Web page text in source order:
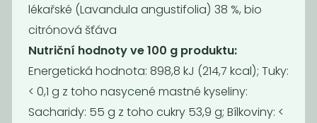
lékařské (Lavandula angustifolia) 38 %, bio
citrónová šťáva
Nutriční hodnoty ve 100 g produktu:
Energetická hodnota: 898,8 kJ (214,7 kcal); Tuky:
< 0,1 g z toho nasycené mastné kyseliny:
Sacharidy: 55 g z toho cukry 53,9 g; Bílkoviny: <